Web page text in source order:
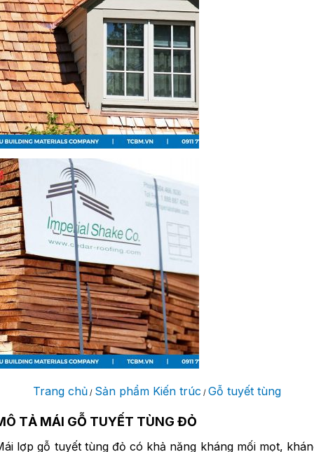
Trang chủ / Sản phẩm Kiến trúc / Gỗ tuyết tùng
TẢ MÁI GỖ TUYẾT TÙNG ĐỎ
lợp gỗ tuyết tùng đỏ có khả năng kháng mối mọt,